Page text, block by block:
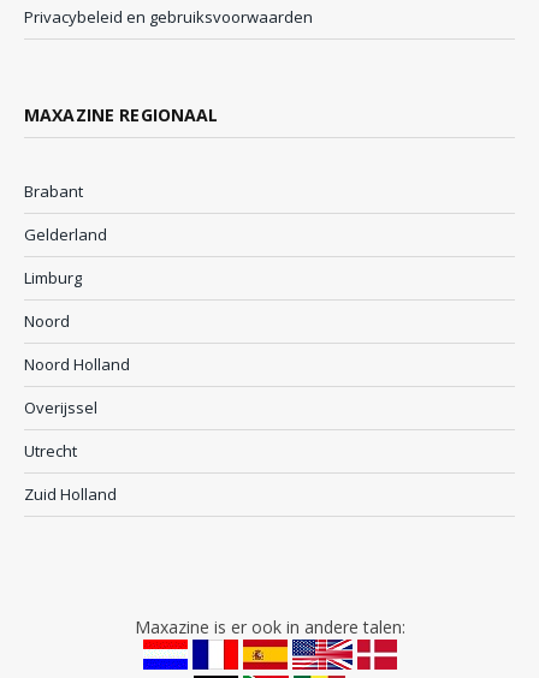
Privacybeleid en gebruiksvoorwaarden
MAXAZINE REGIONAAL
Brabant
Gelderland
Limburg
Noord
Noord Holland
Overijssel
Utrecht
Zuid Holland
Maxazine is er ook in andere talen: